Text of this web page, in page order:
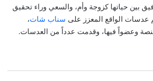
بين حياتها كزوجة وأم، والسعي وراء تحقيق
الواقع المعزز على سناب شات،
وعضواً فيها، وقدمت عدداً من العدسات.